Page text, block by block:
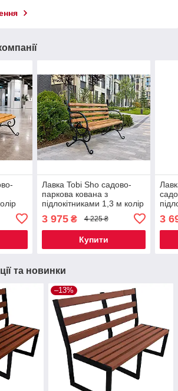
Лавка Tobi Sho садово-
паркова кована з
підлокітниками 1,3 м колір
3 975₴ 4 225 ₴
Купити
3
та новинки
–13%